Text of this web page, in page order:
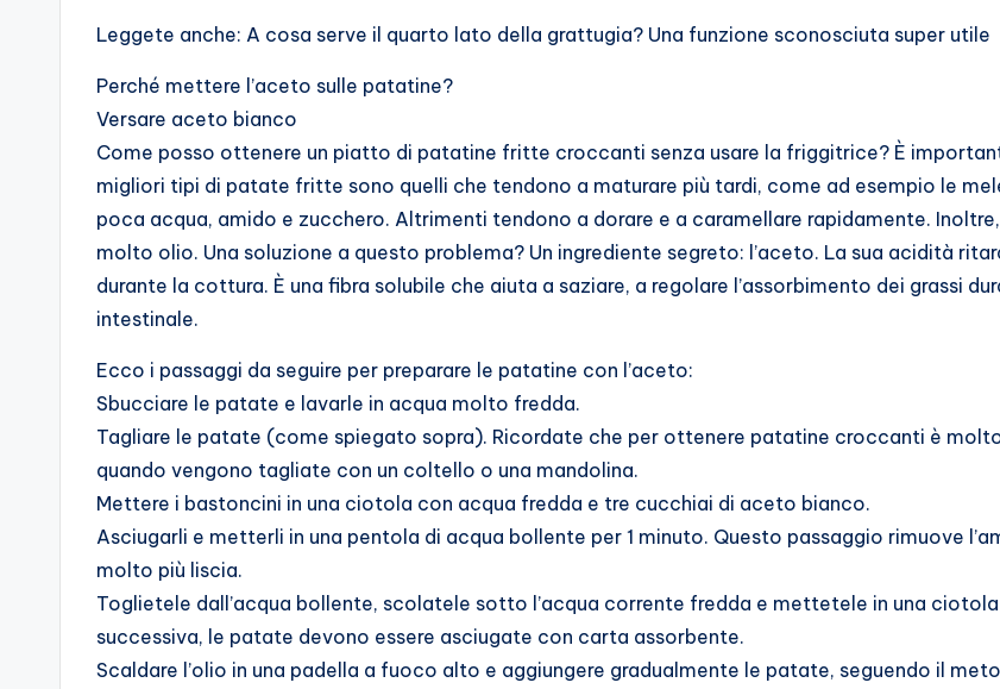
Leggete anche: A cosa serve il quarto lato della grattugia? Una funzione sconosciuta super utile
Perché mettere l’aceto sulle patatine?
Versare aceto bianco
Come posso ottenere un piatto di patatine fritte croccanti senza usare la friggitrice? È
migliori tipi di patate fritte sono quelli che tendono a maturare più tardi, come ad esempio le
poca acqua, amido e zucchero. Altrimenti tendono a dorare e a caramellare rapidamente.
molto olio. Una soluzione a questo problema? Un ingrediente segreto: l’aceto. La sua acidità
durante la cottura. È una fibra solubile che aiuta a saziare, a regolare l’assorbimento dei grassi
intestinale.
Ecco i passaggi da seguire per preparare le patatine con l’aceto:
Sbucciare le patate e lavarle in acqua molto fredda.
Tagliare le patate (come spiegato sopra). Ricordate che per ottenere patatine croccanti è
quando vengono tagliate con un coltello o una mandolina.
Mettere i bastoncini in una ciotola con acqua fredda e tre cucchiai di aceto bianco.
Asciugarli e metterli in una pentola di acqua bollente per 1 minuto. Questo passaggio rimuove
molto più liscia.
Toglietele dall’acqua bollente, scolatele sotto l’acqua corrente fredda e mettetele in una
successiva, le patate devono essere asciugate con carta assorbente.
Scaldare l’olio in una padella a fuoco alto e aggiungere gradualmente le patate, seguendo il